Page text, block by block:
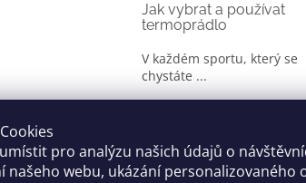
pro analýzu našich údajů o
našeho webu, ukázání personalizovaného
Jak vybrat a používat
termoprádlo
V každém sportu, který se
chystáte ...
Je jen málo cyklistů, kteří si
oble...